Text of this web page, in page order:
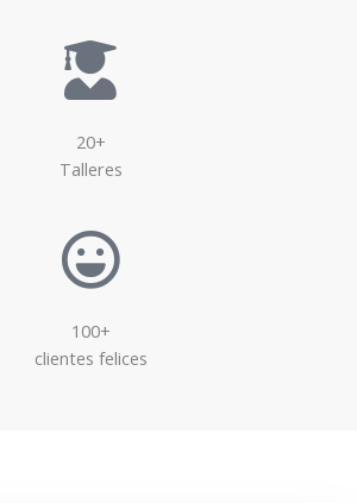
20+
Talleres
100+
clientes felices